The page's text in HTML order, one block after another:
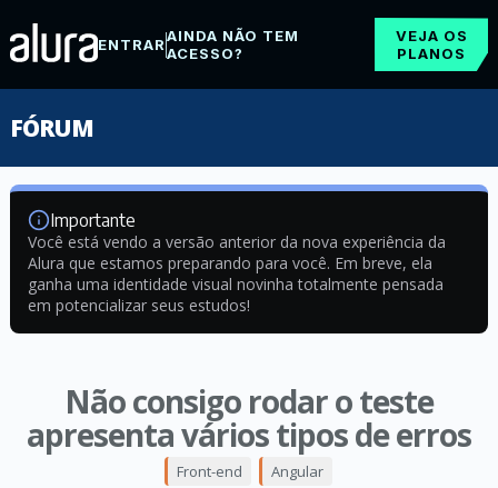
ENTRARAINDA NÃO TEM
ACESSO?
VEJA OS
PLANOS
FÓRUM
Importante
Você está vendo a versão anterior da nova experiência da
Alura que estamos preparando para você. Em breve, ela
ganha uma identidade visual novinha totalmente pensada
em potencializar seus estudos!
Não consigo rodar o teste
apresenta vários tipos de erros
Front-end Angular